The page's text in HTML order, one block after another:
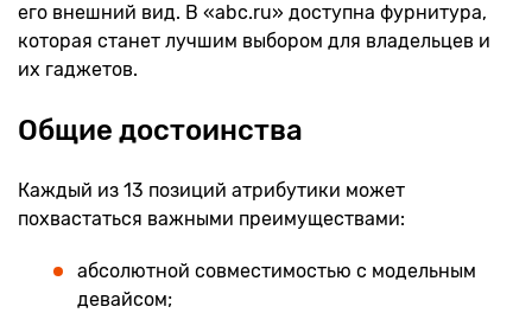
его внешний вид. В «abc.ru» доступна фурнитура,
которая станет лучшим выбором для владельцев и
их гаджетов.
Общие достоинства
Каждый из 13 позиций атрибутики может
похвастаться важными преимуществами:
абсолютной совместимостью с модельным
девайсом;